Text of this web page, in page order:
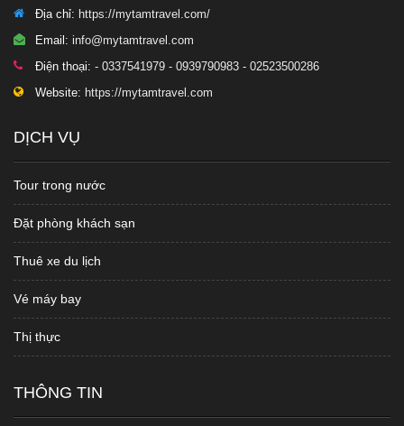
Địa chỉ: https://mytamtravel.com/
Email: info@mytamtravel.com
Điện thoại: - 0337541979 - 0939790983 - 02523500286
Website: https://mytamtravel.com
DỊCH VỤ
Tour trong nước
Đặt phòng khách sạn
Thuê xe du lịch
Vé máy bay
Thị thực
THÔNG TIN